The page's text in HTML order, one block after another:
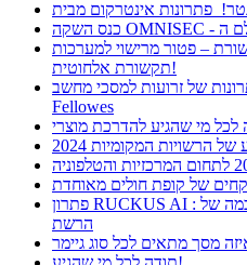
– פטור מרישוי למערכות
תקשורת אלחוטית!
של זרועות למסכי מחשב
Fellowes
הרשויות המקומיות 2024
של קופת חולים מאוחדת
פתרון RUCKUS AI : חווית גלישה משופרת ותחזוקה חכמה של
הרשת
מסך מתאים לכל סוג גיימר